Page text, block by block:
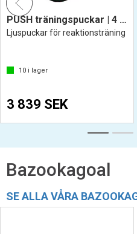
PUSH träningspuckar | 4 st
Ljuspuckar för reaktionsträning
10 i lager
3 839 SEK
Bazookagoal
SE ALLA VÅRA